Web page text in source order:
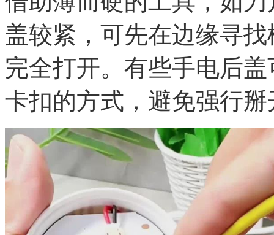
盖较紧，可先在边缘寻
完全打开。有些手电后
卡扣的方式，避免强行